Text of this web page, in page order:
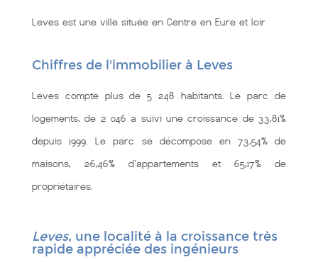
Leves est une ville située en Centre en Eure et loir
Chiffres de l'immobilier à Leves
Leves compte plus de 5 248 habitants. Le parc de
logements, de 2 046 a suivi une croissance de 33,81%
depuis 1999. Le parc se décompose en 73,54% de
maisons, 26,46% d'appartements et 65,17% de
propriétaires.
Leves, une localité à la croissance très
rapide appréciée des ingénieurs